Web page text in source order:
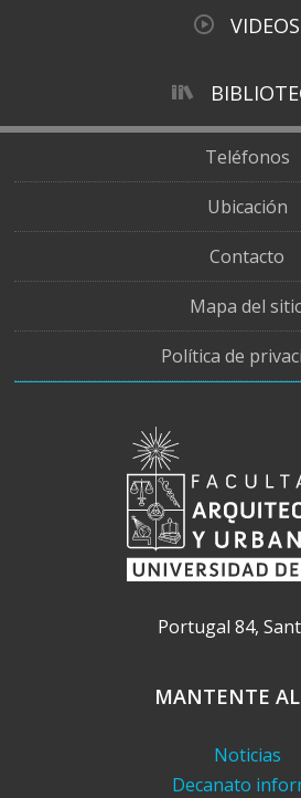
VIDEOS
Teléfonos
Ubicación
Contacto
Mapa del
Política de
Portugal 84,
MANTENTE
Noticias
Decanato